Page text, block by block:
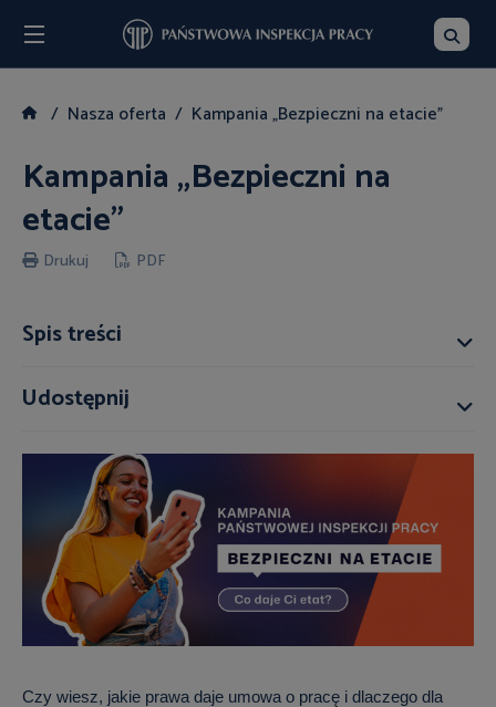
Nasza oferta Kampania „Bezpieczni na etacie"
Kampania „Bezpieczni na
etacie"
Drukuj PDF
Czy wiesz, jakie prawa daje umowa o pracę i dlaczego dla
Spis treści
Udostępnij
Szukaj